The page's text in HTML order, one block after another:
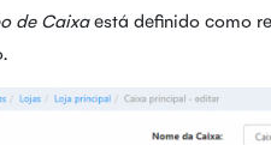
de Caixaestá definido como